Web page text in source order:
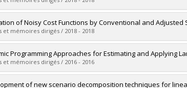
obtenu :Ph. D.
le document dans Papyrus
:Sboui, Wael
Maîtrise
obtenu :M. Sc.
le document dans Papyrus
of Noisy Cost Functions by Conventional and
et mémoires dirigés / 2018 - 2018
:Abodinar, Laila
Maîtrise
obtenu :M. Sc.
le document dans Papyrus
Programming Approaches for Estimating and Applying
et mémoires dirigés / 2016 - 2016
:Mai, Anh Tien
of new scenario decomposition techniques for